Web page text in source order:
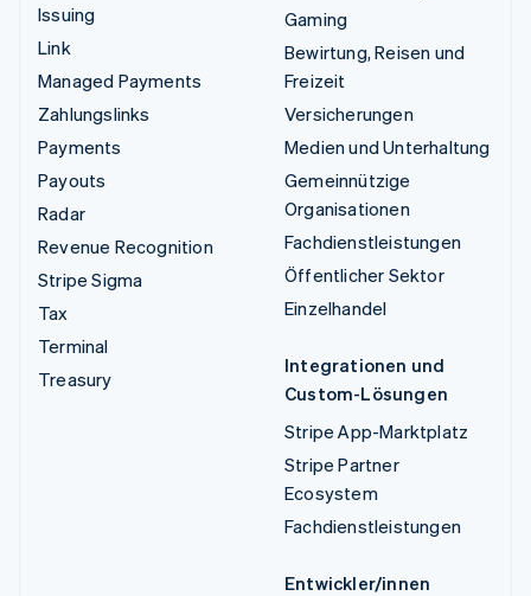
Issuing
Link
Managed Payments
Zahlungslinks
Payments
Payouts
Radar
Revenue Recognition
Stripe Sigma
Tax
Terminal
Treasury
Gaming
Bewirtung, Reisen und
Freizeit
Versicherungen
Medien und Unterhaltung
Gemeinnützige
Organisationen
Fachdienstleistungen
Öffentlicher Sektor
Einzelhandel
Integrationen und
Custom-Lösungen
Stripe App-Marktplatz
Stripe Partner
Ecosystem
Fachdienstleistungen
Entwickler/innen